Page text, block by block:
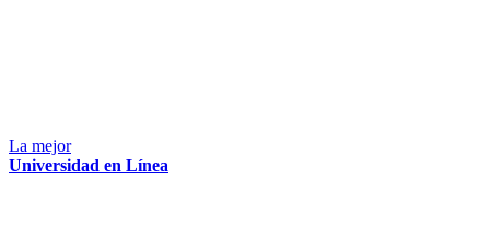
La mejor
Universidad en Línea